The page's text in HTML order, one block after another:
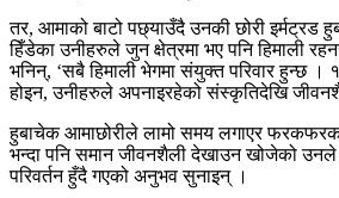
तर, आमाको बाटो पछ्याउँदै उनकी छोरी इर्मट्रड
हिँडेका उनीहरुले जुन क्षेत्रमा भए पनि हिमाली
भनिन्, ‘सबै हिमाली भेगमा संयुक्त परिवार हुन्छ
होइन, उनीहरुले अपनाइरहेको संस्कृतिदेखि
हुबाचेक आमाछोरीले लामो समय लगाएर फरकफरक
भन्दा पनि समान जीवनशैली देखाउन खोजेको
परिवर्तन हुँदै गएको अनुभव सुनाइन् ।